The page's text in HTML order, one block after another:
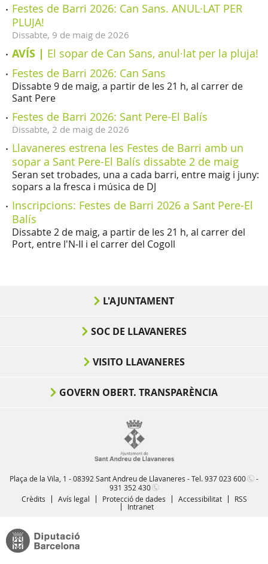
Festes de Barri 2026: Can Sans. ANUL·LAT PER
PLUJA!
Dissabte, 9 de maig de 2026
AVÍS | El sopar de Can Sans, anul·lat per la pluja!
Festes de Barri 2026: Can Sans
Dissabte 9 de maig, a partir de les 21 h, al carrer de
Sant Pere
Festes de Barri 2026: Sant Pere-El Balís
Dissabte, 2 de maig de 2026
Llavaneres estrena les Festes de Barri amb un
sopar a Sant Pere-El Balís dissabte 2 de maig
Seran set trobades, una a cada barri, entre maig i juny:
sopars a la fresca i música de DJ
Inscripcions: Festes de Barri 2026 a Sant Pere-El
Balís
Dissabte 2 de maig, a partir de les 21 h, al carrer del
Port, entre l'N-II i el carrer del Cogoll
L'AJUNTAMENT
SOC DE LLAVANERES
VISITO LLAVANERES
GOVERN OBERT. TRANSPARÈNCIA
Plaça de la Vila, 1 - 08392 Sant Andreu de Llavaneres - Tel.937 023 600
-
931 352 430
Crèdits
Avís legal Protecció de dades Accessibilitat
RSS
Intranet